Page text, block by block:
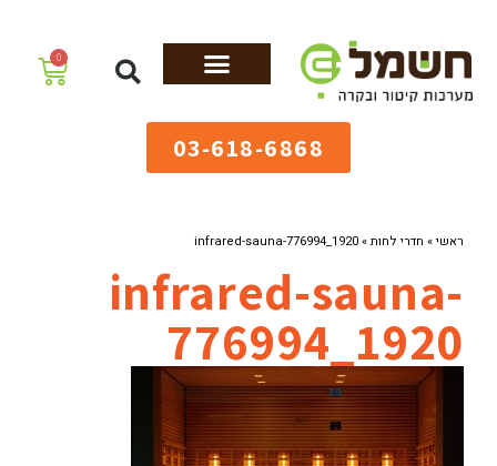
0
03-618-6868
ראשי» חדרי לחות»
infrared-sauna-776994_1920
infrared-sauna-
776994_1920